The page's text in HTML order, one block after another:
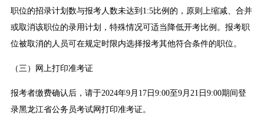
职位的招录计划数与报考人数未达到1:5比例的，原则上缩减、合并
或取消该职位的录用计划，特殊情况可适当降低开考比例。报考职
位被取消的人员可在规定时限内选择报考其他符合条件的职位。
（三）网上打印准考证
报考者缴费确认后，请于2024年9月17日9:00至9月21日9:00期间登
录黑龙江省公务员考试网打印准考证。